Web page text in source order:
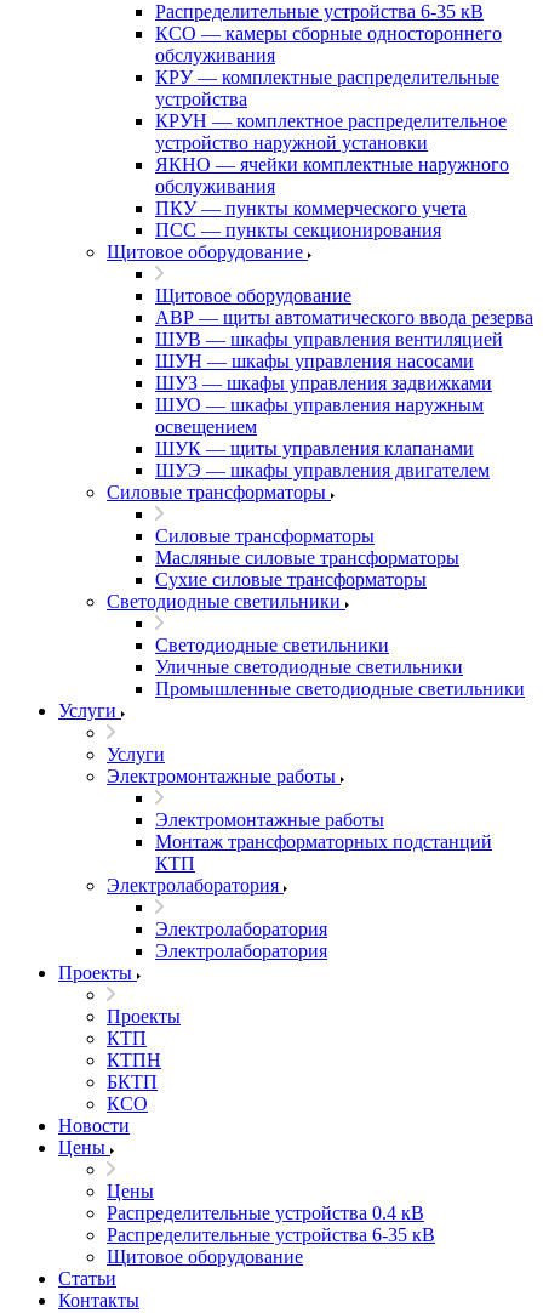
Распределительные устройства 6-35 кВ
КСО — камеры сборные одностороннего
обслуживания
КРУ — комплектные распределительные
устройства
КРУН — комплектное распределительное
устройство наружной установки
ЯКНО — ячейки комплектные наружного
обслуживания
ПКУ — пункты коммерческого учета
ПСС — пункты секционирования
Щитовое оборудование
Щитовое оборудование
АВР — щиты автоматического ввода резерва
ШУВ — шкафы управления вентиляцией
ШУН — шкафы управления насосами
ШУЗ — шкафы управления задвижками
ШУО — шкафы управления наружным
освещением
ШУК — щиты управления клапанами
ШУЭ — шкафы управления двигателем
Силовые трансформаторы
Силовые трансформаторы
Масляные силовые трансформаторы
Сухие силовые трансформаторы
Светодиодные светильники
Светодиодные светильники
Уличные светодиодные светильники
Промышленные светодиодные светильники
Услуги
Услуги
Электромонтажные работы
Электромонтажные работы
Монтаж трансформаторных подстанций
КТП
Электролаборатория
Электролаборатория
Электролаборатория
Проекты
Проекты
КТП
КТПН
БКТП
КСО
Новости
Цены
Цены
Распределительные устройства 0.4 кВ
Распределительные устройства 6-35 кВ
Щитовое оборудование
Статьи
Контакты